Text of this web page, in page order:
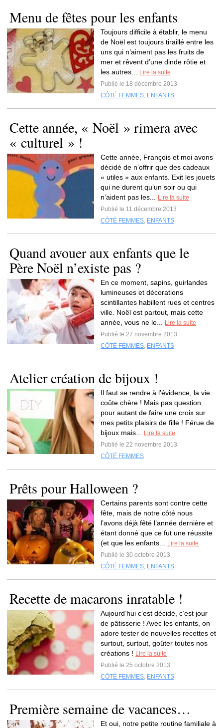
Menu de fêtes pour les enfants
Toujours difficile à établir, le menu
de Noël est toujours tiraillé entre les
uns qui n’aiment pas les fruits de
mer et rêvent d’une dinde rôtie et
les autres...
Lire la suite
Publié le 18 décembre 2013
CÔTÉ FEMMES, ENFANTS
Cette année, « Noël » rimera avec
« culturel » !
Cette année, François et moi avons
décidé de n’offrir que des cadeaux
« utiles » aux enfants. Exit les jouets
qui ne durent qu’un soir ou qui
n’aident pas les...
Lire la suite
Publié le 11 décembre 2013
CÔTÉ FEMMES, ENFANTS
Quand avouer aux enfants que le
Père Noël n’existe pas ?
En ce moment, sapins, guirlandes
lumineuses et décorations
scintillantes habillent rues et centres
ville. Noël est partout, mais cette
année, vous ne le...
Lire la suite
Publié le 27 novembre 2013
CÔTÉ FEMMES, ENFANTS
Atelier création de bijoux !
Il faut se rendre à l’évidence, la vie
coûte chère ! Mais pas question
pour autant de faire une croix sur
mes petits plaisirs de fille ! Férue de
bijoux mais...
Lire la suite
Publié le 22 novembre 2013
CÔTÉ FEMMES
Prêts pour Halloween ?
Certains parents sont contre cette
fête, mais de notre côté nous
l’avons déjà fêté l’année dernière et
étant donné que ce fut une réussite
(et que les enfants...
Lire la suite
Publié le 30 octobre 2013
CÔTÉ FEMMES, ENFANTS
Recette de macarons inratable !
Aujourd’hui c’est décidé, c’est jour
de pâtisserie ! Avec les enfants, on
adore tester de nouvelles recettes et
surtout, surtout, goûter toutes nos
créations ! Lire la suite
Publié le 25 octobre 2013
CÔTÉ FEMMES, ENFANTS
Première semaine de vacances…
Et oui, notre petite routine familiale à